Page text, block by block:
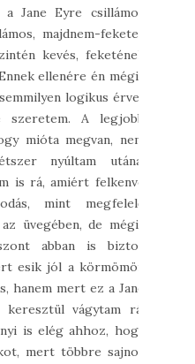
Jane Eyre csillámos
majdnem-fekete-
kevés, feketének
ellenére én mégis
logikus érvet
A legjobb
mióta megvan, nem
nyúltam utána.
is rá, amiért felkenve
mint megfelelő
üvegében, de mégis
abban is biztos
esik jól a körmömön
hanem mert ez a Jane
vágytam rá.
is elég ahhoz, hogy
mert többre sajnos